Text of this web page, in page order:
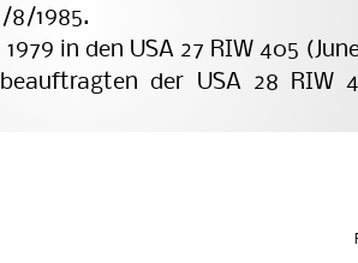
8/1985.
in den USA 27 RIW 405
der USA 28 RIW